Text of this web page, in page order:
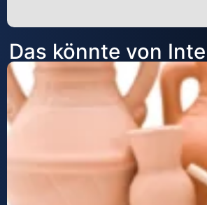
Alternative:
Das könnte von